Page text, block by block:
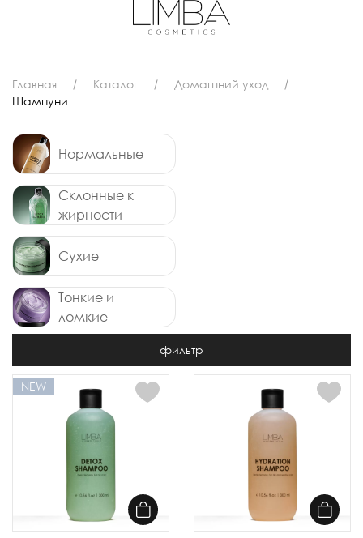
Главная Каталог
Домашний уход
Шампуни
Нормальные
Склонные к
жирности
Сухие
Тонкие и
ломкие
фильтр
NEW